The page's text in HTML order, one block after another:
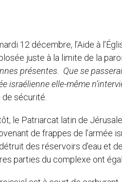
12 décembre, l’Aide à
juste à la limite de la
présentes. Que se
israélienne elle-même
de sécurité.
le Patriarcat latin de
de frappes de l’armée
des réservoirs d’eau et
parties du complexe ont